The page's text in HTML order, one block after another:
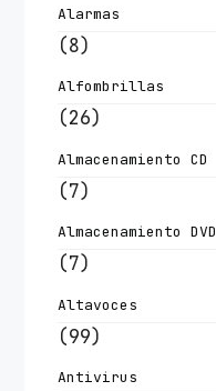
Alarmas
(8)
Alfombrillas
(26)
Almacenamiento CD
(7)
Almacenamiento DVD
(7)
Altavoces
(99)
Antivirus